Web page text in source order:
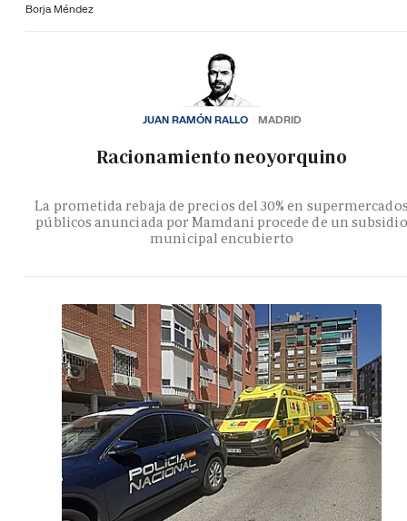
Borja Méndez
Racionamiento neoyorquino
La prometida rebaja de precios del 30% en
públicos anunciada por Mamdani procede de un subsidio
municipal encubierto
JUAN RAMÓN RALLO MADRID